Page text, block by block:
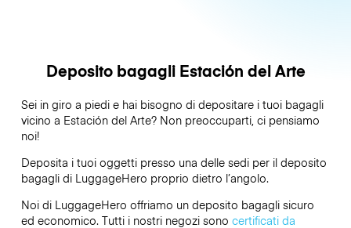
Deposito bagagli Estación del Arte
Sei in giro a piedi e hai bisogno di depositare i tuoi bagagli
vicino a Estación del Arte? Non preoccuparti, ci pensiamo
noi!
Deposita i tuoi oggetti presso una delle sedi per il deposito
bagagli di LuggageHero proprio dietro l’angolo.
Noi di LuggageHero offriamo un deposito bagagli sicuro
ed economico. Tutti i nostri negozi sono certificati da